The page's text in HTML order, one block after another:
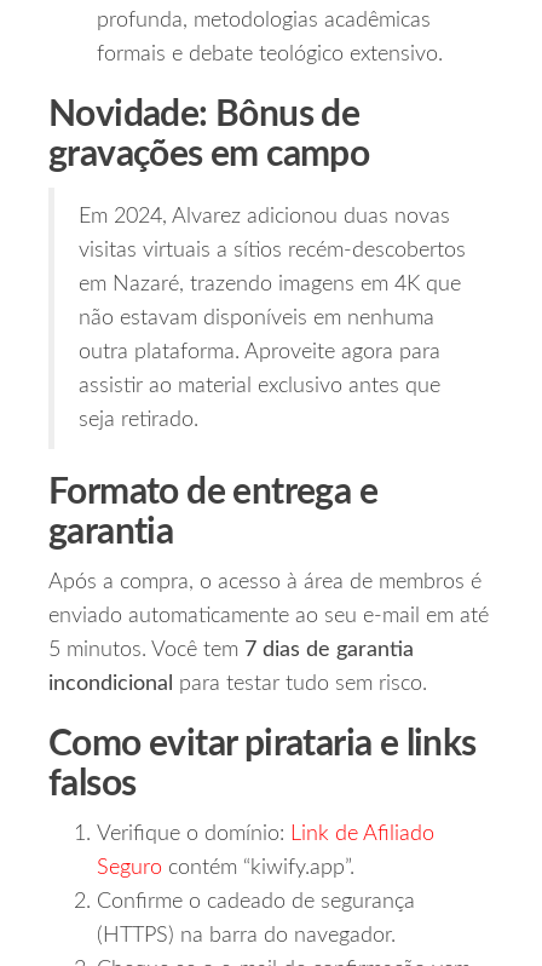
profunda, metodologias acadêmicas
formais e debate teológico extensivo.
Novidade: Bônus de
gravações em campo
Em 2024, Alvarez adicionou duas novas
visitas virtuais a sítios recém‑descobertos
em Nazaré, trazendo imagens em 4K que
não estavam disponíveis em nenhuma
outra plataforma. Aproveite agora para
assistir ao material exclusivo antes que
seja retirado.
Formato de entrega e
garantia
Após a compra, o acesso à área de membros é
enviado automaticamente ao seu e‑mail em até
5 minutos. Você tem 7 dias de garantia
incondicional
para testar tudo sem risco.
Como evitar pirataria e links
falsos
Verifique o domínio: Link de Afiliado
Seguro contém “kiwify.app”.
Confirme o cadeado de segurança
(HTTPS) na barra do navegador.